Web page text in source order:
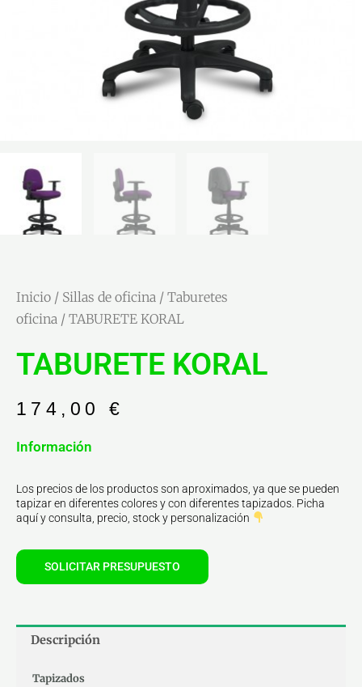
Inicio / Sillas de oficina / Taburetes
oficina / TABURETE KORAL
TABURETE KORAL
174,00 €
Información
Los precios de los productos son aproximados, ya que se pueden
tapizar en diferentes colores y con diferentes tapizados. Picha
aquí y consulta, precio, stock y personalización
SOLICITAR PRESUPUESTO
Descripción
Tapizados